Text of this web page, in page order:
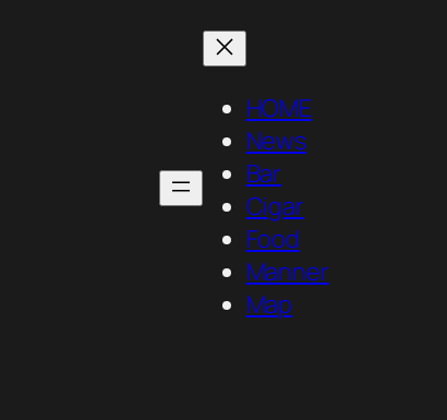
HOME
News
Bar
Cigar
Food
Manner
Map